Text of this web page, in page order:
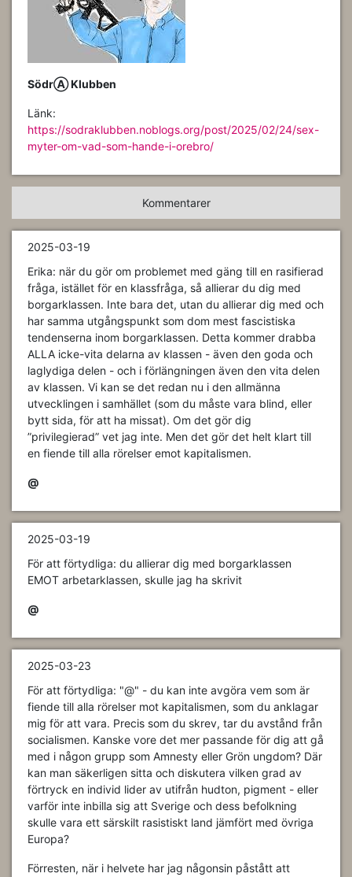
SödrⒶ Klubben
Länk:
https://sodraklubben.noblogs.org/post/2025/02/24/sex-
myter-om-vad-som-hande-i-orebro/
Kommentarer
2025-03-19
Erika: när du gör om problemet med gäng till en rasifierad
fråga, istället för en klassfråga, så allierar du dig med
borgarklassen. Inte bara det, utan du allierar dig med och
har samma utgångspunkt som dom mest fascistiska
tendenserna inom borgarklassen. Detta kommer drabba
ALLA icke-vita delarna av klassen - även den goda och
laglydiga delen - och i förlängningen även den vita delen
av klassen. Vi kan se det redan nu i den allmänna
utvecklingen i samhället (som du måste vara blind, eller
bytt sida, för att ha missat). Om det gör dig
”privilegierad” vet jag inte. Men det gör det helt klart till
en fiende till alla rörelser emot kapitalismen.
@
2025-03-19
För att förtydliga: du allierar dig med borgarklassen
EMOT arbetarklassen, skulle jag ha skrivit
@
2025-03-23
För att förtydliga: "@" - du kan inte avgöra vem som är
fiende till alla rörelser mot kapitalismen, som du anklagar
mig för att vara. Precis som du skrev, tar du avstånd från
socialismen. Kanske vore det mer passande för dig att gå
med i någon grupp som Amnesty eller Grön ungdom? Där
kan man säkerligen sitta och diskutera vilken grad av
förtryck en individ lider av utifrån hudton, pigment - eller
varför inte inbilla sig att Sverige och dess befolkning
skulle vara ett särskilt rasistiskt land jämfört med övriga
Europa?
Förresten, när i helvete har jag någonsin påstått att